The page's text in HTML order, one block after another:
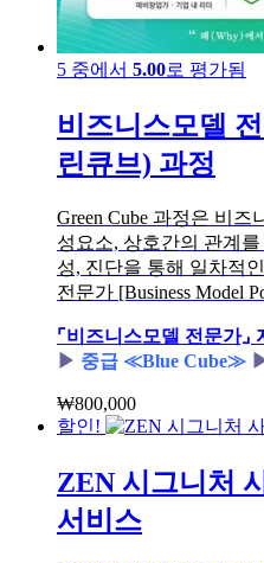
5 중에서 5.00로 평가됨
비즈니스모델
린큐브) 과정
Green Cube 과정은 비
성요소, 상호간의 관계
성, 진단을 통해 일차적
전문가 [Business Model
⌜비즈니스모델 전문가⌟
▶︎ 중급 ≪Blue Cube≫
₩800,000
할인!
ZEN 시그니처
서비스